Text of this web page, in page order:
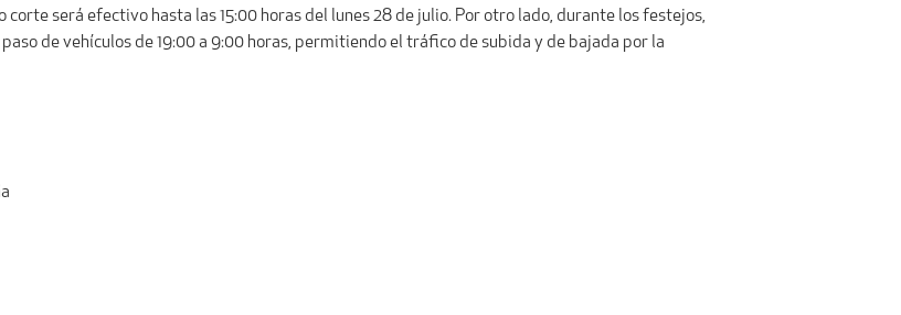
será efectivo hasta las 15:00 horas del lunes 28 de julio. Por otro lado, durante los festejos,
de vehículos de 19:00 a 9:00 horas, permitiendo el tráfico de subida y de bajada por la